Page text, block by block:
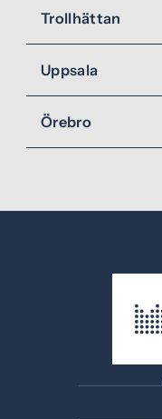
Trollhättan
Uppsala
Örebro